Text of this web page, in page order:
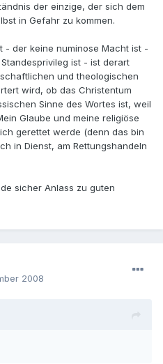
der einzige, der sich dem
in Gefahr zu kommen.
- der keine numinose Macht ist -
ist - ist derart
und theologischen
wird, ob das Christentum
Sinne des Wortes ist, weil
Glaube und meine religiöse
gerettet werde (denn das bin
in Dienst, am Rettungshandeln
sicher Anlass zu guten
2008